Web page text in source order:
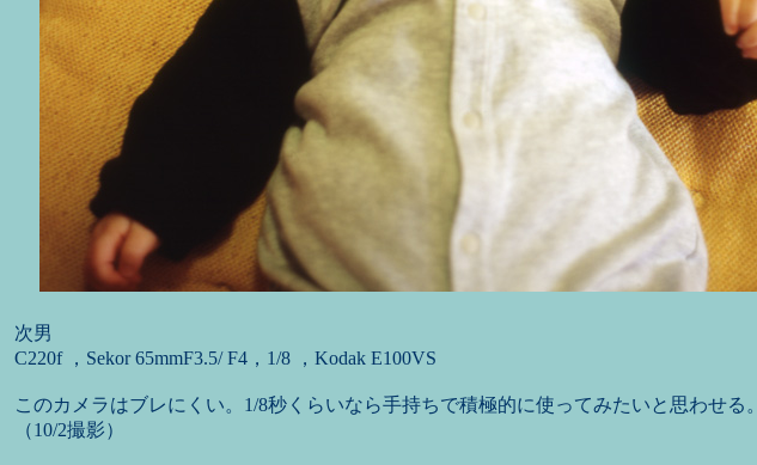
次男
C220f ，Sekor 65mmF3.5/ F4，1/8 ，Kodak E100VS
このカメラはブレにくい。1/8秒くらいなら手持ちで積極的に使ってみたいと思わせる。
（10/2撮影）